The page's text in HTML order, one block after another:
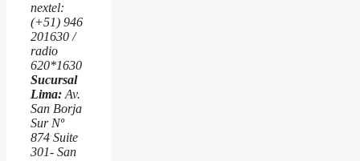
nextel:
(+51) 946
201630 /
radio
620*1630
Sucursal
Lima: Av.
San Borja
Sur Nº
874 Suite
301- San